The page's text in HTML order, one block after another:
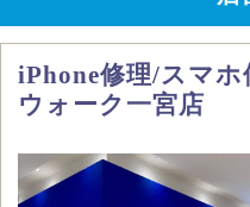
iPhone修理/スマ
ウォーク一宮店